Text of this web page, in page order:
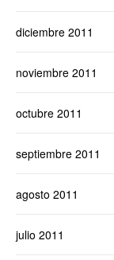
diciembre 2011
noviembre 2011
octubre 2011
septiembre 2011
agosto 2011
julio 2011